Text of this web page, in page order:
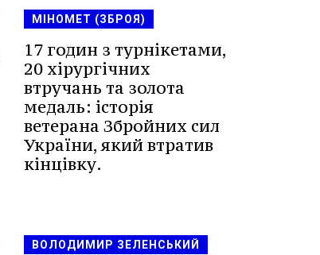
МІНОМЕТ (ЗБРОЯ)
17 годин з турнікетами,
20 хірургічних
втручань та золота
медаль: історія
ветерана Збройних сил
України, який втратив
кінцівку.
ВОЛОДИМИР ЗЕЛЕНСЬКИЙ